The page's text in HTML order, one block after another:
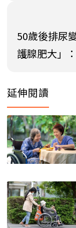
50歲後排尿
護腺肥大」
延伸閱讀